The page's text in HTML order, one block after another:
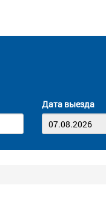
Дата выезда